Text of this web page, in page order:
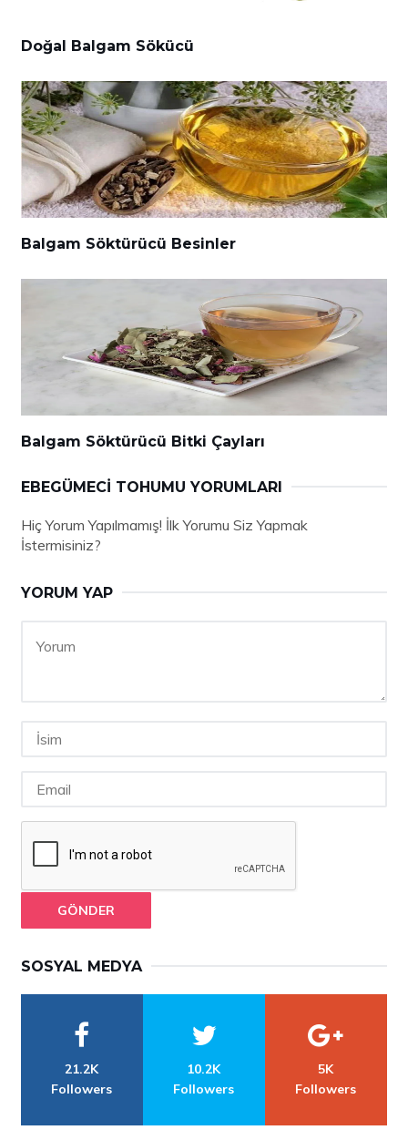
Doğal Balgam Sökücü
Balgam Söktürücü Besinler
Balgam Söktürücü Bitki Çayları
EBEGÜMECI TOHUMU YORUMLARI
Hiç Yorum Yapılmamış! İlk Yorumu Siz Yapmak
İstermisiniz?
YORUM YAP
GÖNDER
SOSYAL MEDYA
21.2K
Followers
10.2K
Followers
5K
Followers